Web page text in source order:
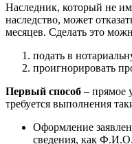
Наследник, который не
наследство, может
месяцев. Сделать это
подать в
проигнорировать
Первый способ – прямое
требуется выполнения
Оформление
сведения, как